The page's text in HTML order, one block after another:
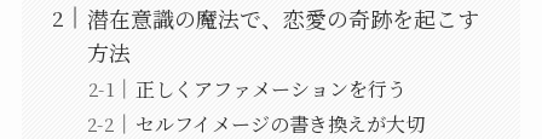
潜在意識の魔法で、恋愛の奇跡を起こす
方法
正しくアファメーションを行う
セルフイメージの書き換えが大切